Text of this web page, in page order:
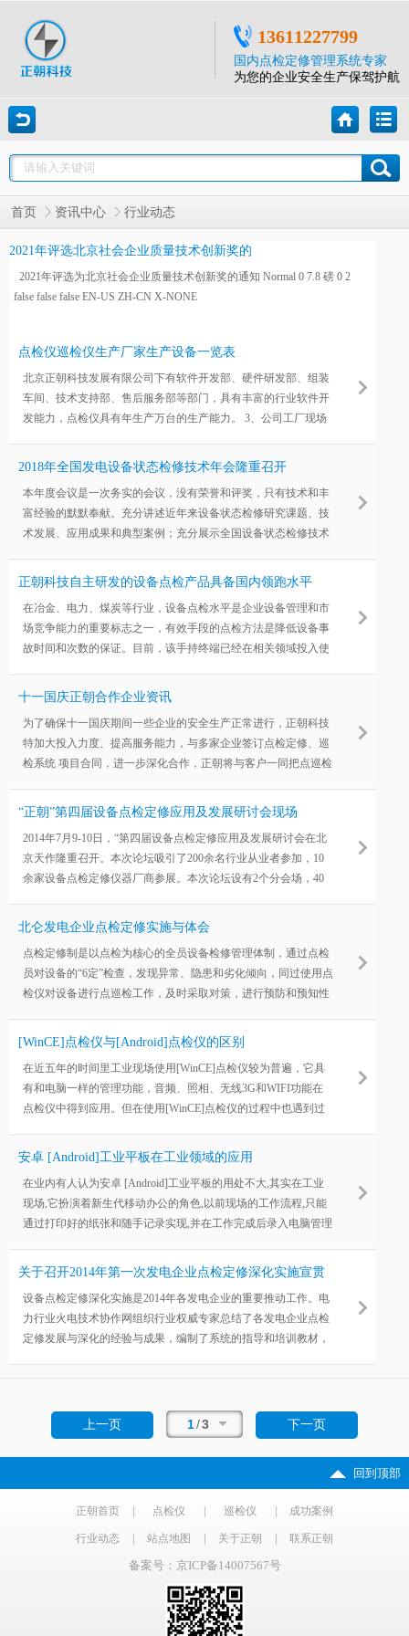
13611227799
国内点检定修管理系统专家
为您的企业安全生产保驾护航
首页 资讯中心 行业动态
2021年评选北京社会企业质量技术创新奖的
2021年评选为北京社会企业质量技术创新奖的通知 Normal 0 7.8 磅 0 2
false false false EN-US ZH-CN X-NONE
点检仪巡检仪生产厂家生产设备一览表
北京正朝科技发展有限公司下有软件开发部、硬件研发部、组装
车间、技术支持部、售后服务部等部门，具有丰富的行业软件开
发能力，点检仪具有年生产万台的生产能力。 3、公司工厂现场
SM421,SM421S,SM481 PIUS,JUKI JX100,JUKI KE-2060, JUKI
备,AOI检测设备ALD515,X-RAY检测仪(NDT-X3500A)图片如
下：
2018年全国发电设备状态检修技术年会隆重召开
本年度会议是一次务实的会议，没有荣誉和评奖，只有技术和丰
富经验的默默奉献。充分讲述近年来设备状态检修研究课题、技
术发展、应用成果和典型案例；充分展示全国设备状态检修技术
正朝科技自主研发的设备点检产品具备国内领跑水平
在冶金、电力、煤炭等行业，设备点检水平是企业设备管理和市
场竞争能力的重要标志之一，有效手段的点检方法是降低设备事
故时间和次数的保证。目前，该手持终端已经在相关领域投入使
在预防设备事故、提高设备运转率方面效果明显
十一国庆正朝合作企业资讯
为了确保十一国庆期间一些企业的安全生产正常进行，正朝科技
特加大投入力度、提高服务能力，与多家企业签订点检定修、巡
检系统 项目合同，进一步深化合作，正朝将与客户一同把点巡检
“正朝”第四届设备点检定修应用及发展研讨会现场
2014年7月9-10日，“第四届设备点检定修应用及发展研讨会在北
京天作隆重召开。本次论坛吸引了200余名行业从业者参加，10
余家设备点检定修仪器厂商参展。本次论坛设有2个分会场，40
北仑发电企业点检定修实施与体会
点检定修制是以点检为核心的全员设备检修管理体制，通过点检
员对设备的“6定”检查，发现异常、隐患和劣化倾向，同过使用点
检仪对设备进行点巡检工作，及时采取对策，进行预防和预知性
管理方法，有效地预防了欠维修和过维修，提高设备的可靠性，
[WinCE]点检仪与[Android]点检仪的区别
在近五年的时间里工业现场使用[WinCE]点检仪较为普遍，它具
有和电脑一样的管理功能，音频、照相、无线3G和WIFI功能在
点检仪中得到应用。但在使用[WinCE]点检仪的过程中也遇到过
不太灵敏。出现多次点击现象。随着防爆技术的不断发展，电容
安卓 [Android]工业平板在工业领域的应用
在业内有人认为安卓 [Android]工业平板的用处不大,其实在工业
现场,它扮演着新生代移动办公的角色,以前现场的工作流程,只能
通过打印好的纸张和随手记录实现,并在工作完成后录入电脑管理
和结果脱节。
关于召开2014年第一次发电企业点检定修深化实施宣贯
会的通知
设备点检定修深化实施是2014年各发电企业的重要推动工作。电
力行业火电技术协作网组织行业权威专家总结了各发电企业点检
定修发展与深化的经验与成果，编制了系统的指导和培训教材，
作。
上一页 1/3 下一页
回到顶部
正朝首页 | 点检仪 | 巡检仪 | 成功案例
行业动态 | 站点地图 | 关于正朝 | 联系正朝
备案号：京ICP备14007567号